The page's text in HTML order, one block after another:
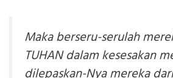
Maka berseru-serulah
TUHAN dalam kesesakan